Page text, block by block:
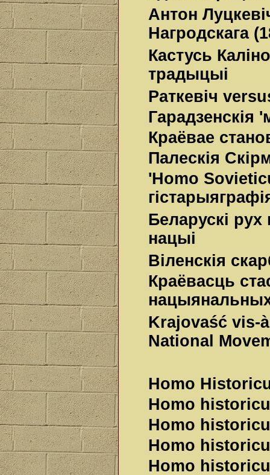
Антон
Нагродскага
Кастусь
традыцыі
Раткевіч
Гарадзенскія
Краёвае
Палескія
'Homo
Беларускі рух
нацыі
Віленскія
Краёвасць
Krajovaść vis-
National
Homo
Homo
Homo
Homo
Homo